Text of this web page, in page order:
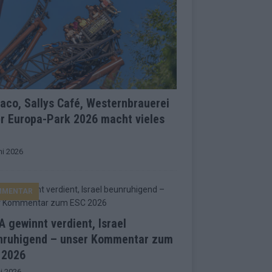
Sallys Café, Westernbrauerei
Europa-Park 2026 macht vieles
2026
gewinnt verdient, Israel
– unser Kommentar zum
2026